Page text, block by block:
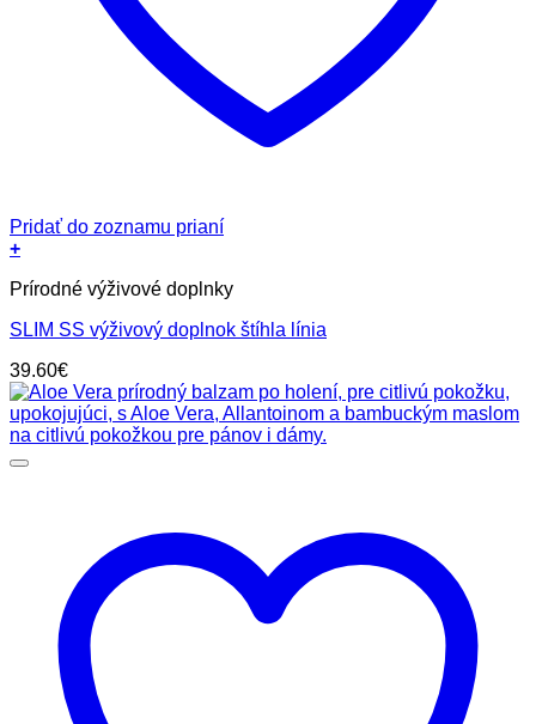
Pridať do zoznamu prianí
+
Prírodné výživové doplnky
SLIM SS výživový doplnok štíhla línia
39.60€